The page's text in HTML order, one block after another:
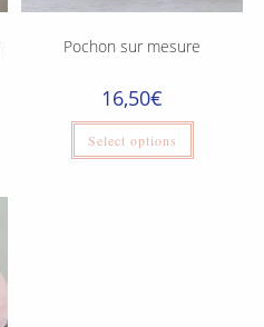
Pochon sur mesure
16,50€
Select options